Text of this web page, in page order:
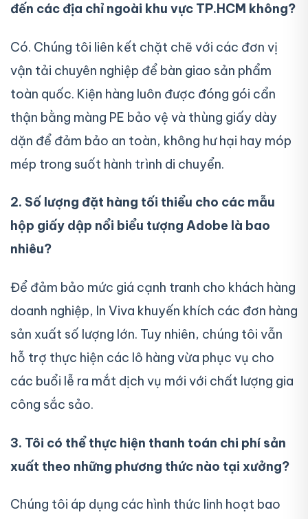
đến các địa chỉ ngoài khu vực TP.HCM không?
Có. Chúng tôi liên kết chặt chẽ với các đơn vị
vận tải chuyên nghiệp để bàn giao sản phẩm
toàn quốc. Kiện hàng luôn được đóng gói cẩn
thận bằng màng PE bảo vệ và thùng giấy dày
dặn để đảm bảo an toàn, không hư hại hay móp
mép trong suốt hành trình di chuyển.
2. Số lượng đặt hàng tối thiểu cho các mẫu
hộp giấy dập nổi biểu tượng Adobe là bao
nhiêu?
Để đảm bảo mức giá cạnh tranh cho khách hàng
doanh nghiệp, In Viva khuyến khích các đơn hàng
sản xuất số lượng lớn. Tuy nhiên, chúng tôi vẫn
hỗ trợ thực hiện các lô hàng vừa phục vụ cho
các buổi lễ ra mắt dịch vụ mới với chất lượng gia
công sắc sảo.
3. Tôi có thể thực hiện thanh toán chi phí sản
xuất theo những phương thức nào tại xưởng?
Chúng tôi áp dụng các hình thức linh hoạt bao